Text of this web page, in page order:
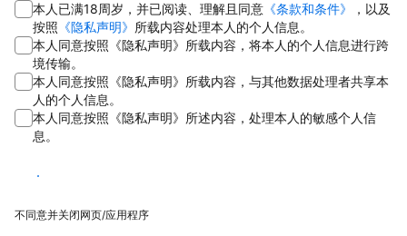
本人已满18周岁，并已阅读、理解且同意 《条款和条件》
，以及
按照 《隐私声明》 所载内容处理本人的个人信息。
本人同意按照《隐私声明》所载内容，将本人的个人信息进行跨
境传输。
本人同意按照《隐私声明》所载内容，与其他数据处理者共享本
人的个人信息。
本人同意按照《隐私声明》所述内容，处理本人的敏感个人信
息。
同意
不同意并关闭网页/应用程序